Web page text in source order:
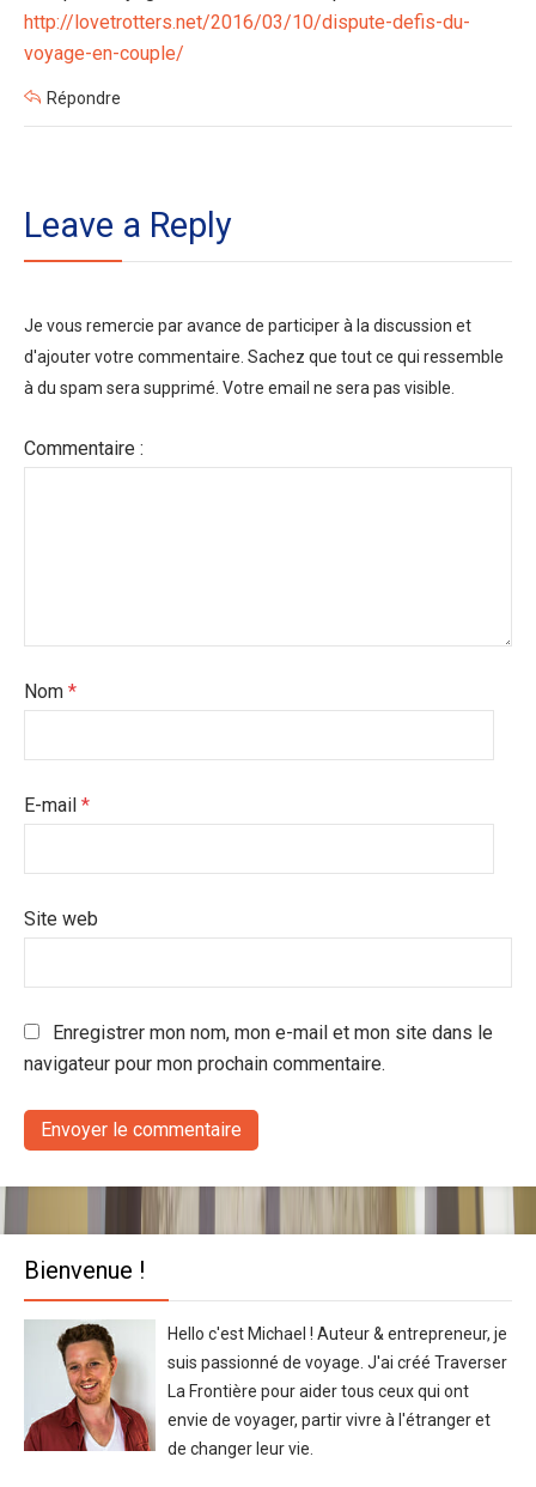
http://lovetrotters.net/2016/03/10/dispute-defis-du-
voyage-en-couple/
Répondre
Leave a Reply
Je vous remercie par avance de participer à la discussion et
d'ajouter votre commentaire. Sachez que tout ce qui ressemble
à du spam sera supprimé. Votre email ne sera pas visible.
Commentaire :
Nom *
E-mail *
Site web
Enregistrer mon nom, mon e-mail et mon site dans le
navigateur pour mon prochain commentaire.
Bienvenue !
Hello c'est Michael ! Auteur & entrepreneur, je
suis passionné de voyage. J'ai créé Traverser
La Frontière pour aider tous ceux qui ont
envie de voyager, partir vivre à l'étranger et
de changer leur vie.